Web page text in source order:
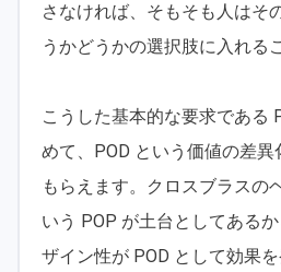
さなければ、そもそも人はそ
うかどうかの選択肢に入れる
こうした基本的な要求である
めて、POD という価値の差
もらえます。クロスブラスの
いう POP が土台としてある
ザイン性が POD として効果を